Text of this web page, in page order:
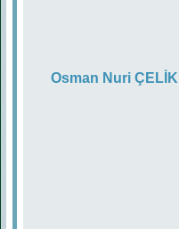
Osman Nuri ÇELİK